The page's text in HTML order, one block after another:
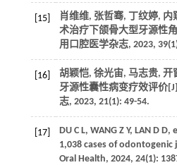
[15]
肖维维, 张哲骞, 丁纹婷,
术治疗下颌骨大型牙源性
用口腔医学杂志, 2023,
[16]
胡颖恺, 徐光宙, 马志贵,
牙源性囊性病变疗效评价
志, 2023, 21(1): 49-54.
[17]
DU C L, WANG Z Y, LAN D
1,038 cases of odontogenic
Oral Health, 2024, 24(1):